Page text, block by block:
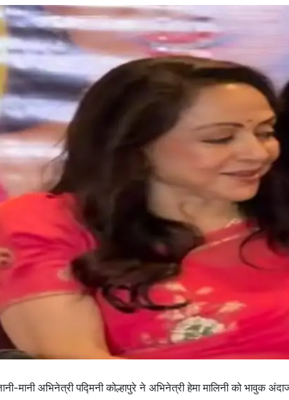
अभिनेत्री पद्मिनी कोल्हापुरे ने अभिनेत्री हेमा मालिनी को भावुक